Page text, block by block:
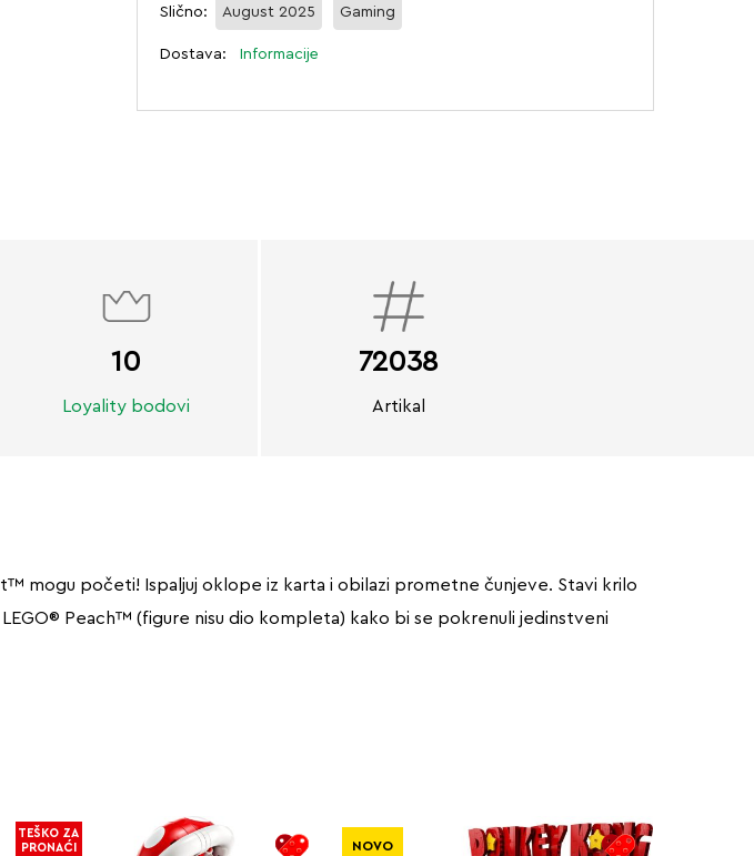
Slično: August 2025 Gaming
Dostava: Informacije
10
Loyality bodovi
72038
Artikal
mogu početi! Ispaljuj oklope iz karta i obilazi prometne čunjeve. Stavi krilo
Peach™ (figure nisu dio kompleta) kako bi se pokrenuli jedinstveni
TEŠKO ZA
PRONAĆI
NOVO